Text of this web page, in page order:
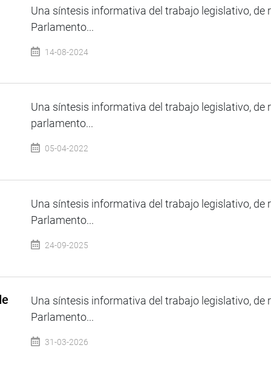
Una síntesis informativa del trabajo legislativo, de
Parlamento...
14-08-2024
Una síntesis informativa del trabajo legislativo, de
parlamento...
05-04-2022
Una síntesis informativa del trabajo legislativo, de
Parlamento...
24-09-2025
Una síntesis informativa del trabajo legislativo, de
Parlamento...
31-03-2026